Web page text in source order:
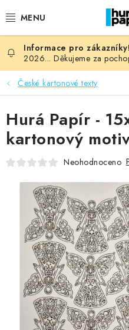
na
NOVINKY
HURÁ DÍLNA
VŠECHNO ZBOŽÍ
KNIHAŘSKÝ MATERIÁL
OBLÍBENÉ ♥️
FOTORECENZE
MOJE OBJEDNÁVKA
ZNAČKY
2026... Děkujeme za
České kartonové texty
Hurá Papír -
kartonový
Neohodnoceno